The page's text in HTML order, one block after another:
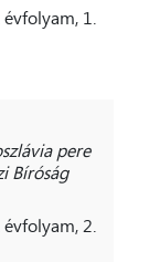
1.
pere
Bíróság
2.